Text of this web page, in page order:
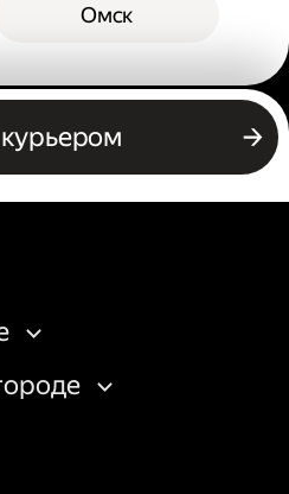
Омск
Россия